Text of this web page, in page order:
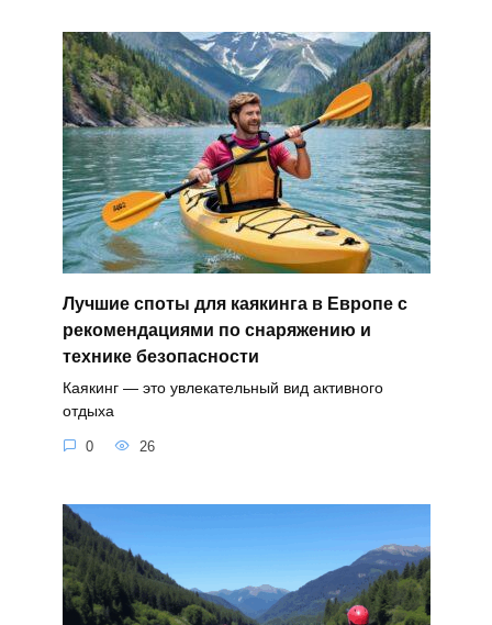
Лучшие споты для каякинга в Европе с
рекомендациями по снаряжению и
технике безопасности
Каякинг — это увлекательный вид активного
отдыха
0 26